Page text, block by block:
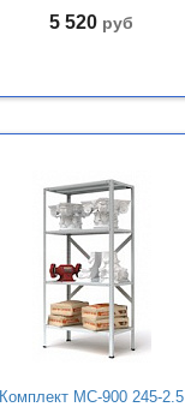
5 520 руб
Комплект МС-900 245-2.5